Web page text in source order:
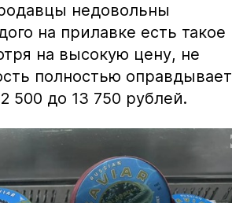
недовольны
на прилавке есть такое
на высокую цену, не
полностью оправдывает
500 до 13 750 рублей.